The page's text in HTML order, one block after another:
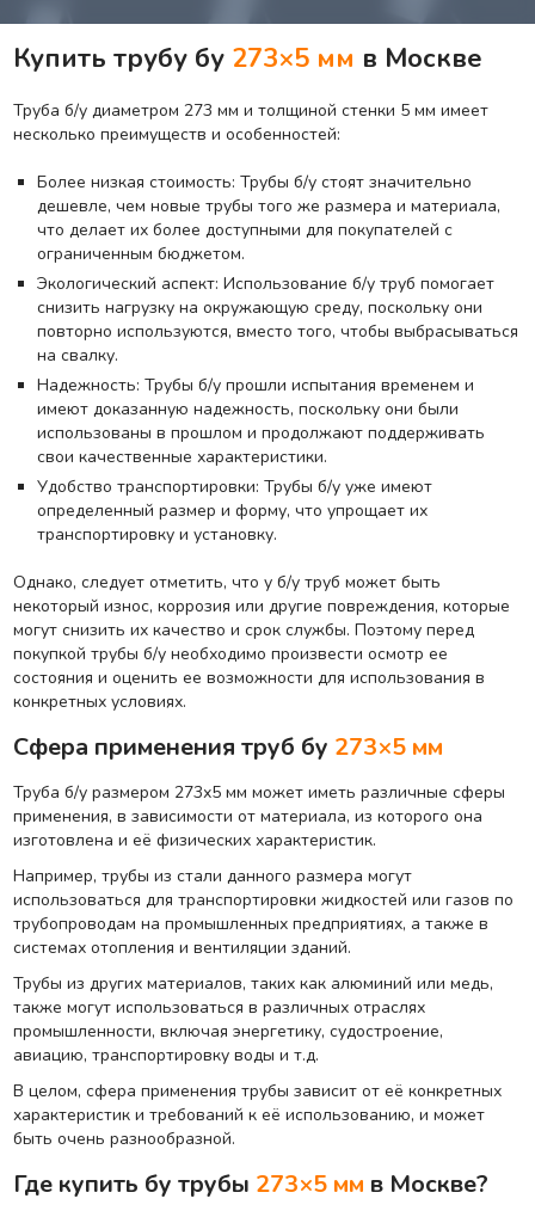
Купить трубу бу 273×5 мм в Москве
Труба б/у диаметром 273 мм и толщиной стенки 5 мм имеет
несколько преимуществ и особенностей:
Более низкая стоимость: Трубы б/у стоят значительно
дешевле, чем новые трубы того же размера и материала,
что делает их более доступными для покупателей с
ограниченным бюджетом.
Экологический аспект: Использование б/у труб помогает
снизить нагрузку на окружающую среду, поскольку они
повторно используются, вместо того, чтобы выбрасываться
на свалку.
Надежность: Трубы б/у прошли испытания временем и
имеют доказанную надежность, поскольку они были
использованы в прошлом и продолжают поддерживать
свои качественные характеристики.
Удобство транспортировки: Трубы б/у уже имеют
определенный размер и форму, что упрощает их
транспортировку и установку.
Однако, следует отметить, что у б/у труб может быть
некоторый износ, коррозия или другие повреждения, которые
могут снизить их качество и срок службы. Поэтому перед
покупкой трубы б/у необходимо произвести осмотр ее
состояния и оценить ее возможности для использования в
конкретных условиях.
Сфера применения труб бу 273×5 мм
Труба б/у размером 273х5 мм может иметь различные сферы
применения, в зависимости от материала, из которого она
изготовлена и её физических характеристик.
Например, трубы из стали данного размера могут
использоваться для транспортировки жидкостей или газов по
трубопроводам на промышленных предприятиях, а также в
системах отопления и вентиляции зданий.
Трубы из других материалов, таких как алюминий или медь,
также могут использоваться в различных отраслях
промышленности, включая энергетику, судостроение,
авиацию, транспортировку воды и т.д.
В целом, сфера применения трубы зависит от её конкретных
характеристик и требований к её использованию, и может
быть очень разнообразной.
Где купить бу трубы 273×5 мм в Москве?